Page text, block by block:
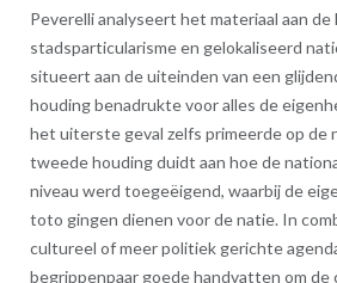
Peverelli analyseert het materiaal aan
stadsparticularisme en gelokaliseerd
situeert aan de uiteinden van een
houding benadrukte voor alles de
het uiterste geval zelfs primeerde op de
tweede houding duidt aan hoe de
niveau werd toegeëigend, waarbij de
toto gingen dienen voor de natie. In
cultureel of meer politiek gerichte
begrippenpaar goede handvatten om de